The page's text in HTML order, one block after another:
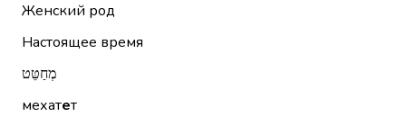
Женский род
Настоящее время
מְחַטֵּט
мехатет